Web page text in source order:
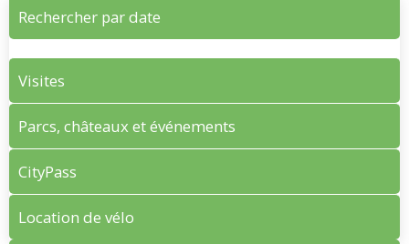
Rechercher par date
Visites
Parcs, châteaux et événements
CityPass
Location de vélo